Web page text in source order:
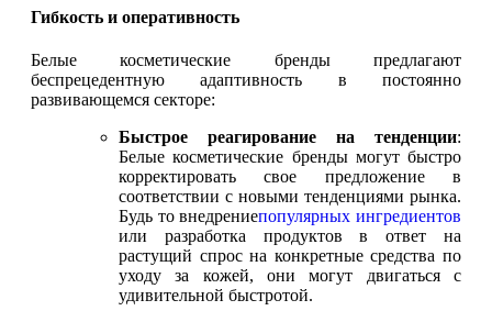
Гибкость и оперативность
Белые косметические бренды предлагают
беспрецедентную адаптивность в постоянно
развивающемся секторе:
Быстрое реагирование на тенденции:
Белые косметические бренды могут быстро
корректировать свое предложение в
соответствии с новыми тенденциями рынка.
Будь то внедрениепопулярных ингредиентов
или разработка продуктов в ответ на
растущий спрос на конкретные средства по
уходу за кожей, они могут двигаться с
удивительной быстротой.